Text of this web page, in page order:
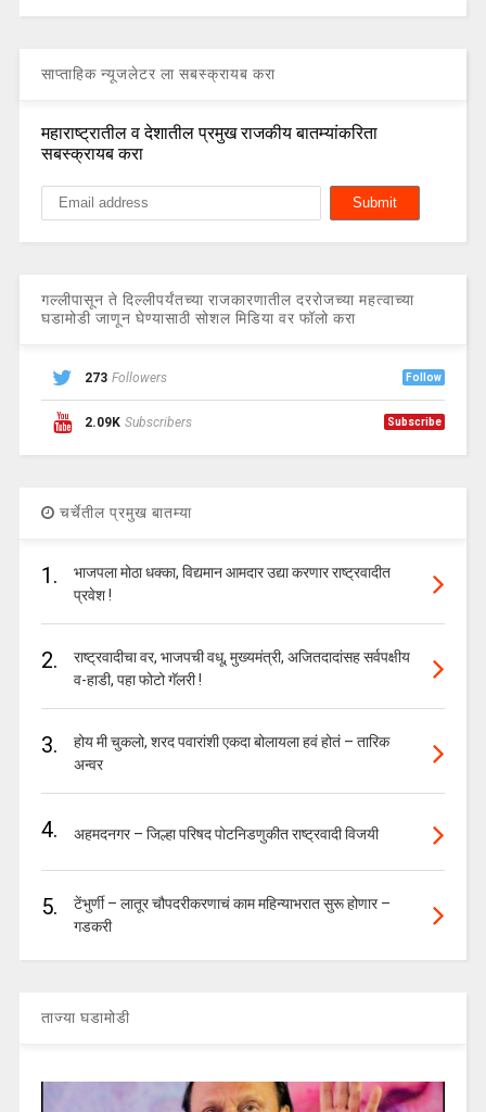
साप्ताहिक न्यूजलेटर ला सबस्क्रायब करा
महाराष्ट्रातील व देशातील प्रमुख राजकीय बातम्यांकरिता
सबस्क्रायब करा
गल्लीपासून ते दिल्लीपर्यंतच्या राजकारणातील दररोजच्या महत्वाच्या
घडामोडी जाणून घेण्यासाठी सोशल मिडिया वर फॉलो करा
273 Followers Follow
2.09K Subscribers Subscribe
चर्चेतील प्रमुख बातम्या
1.
भाजपला मोठा धक्का, विद्यमान आमदार उद्या करणार राष्ट्रवादीत
प्रवेश !
2.
राष्ट्रवादीचा वर, भाजपची वधू, मुख्यमंत्री, अजितदादांसह सर्वपक्षीय
व-हाडी, पहा फोटो गॅलरी !
3.
होय मी चुकलो, शरद पवारांशी एकदा बोलायला हवं होतं – तारिक
अन्वर
4. अहमदनगर – जिल्हा परिषद पोटनिडणुकीत राष्ट्रवादी विजयी
5.
टेंभुर्णी – लातूर चौपदरीकरणाचं काम महिन्याभरात सुरू होणार –
गडकरी
ताज्या घडामोडी